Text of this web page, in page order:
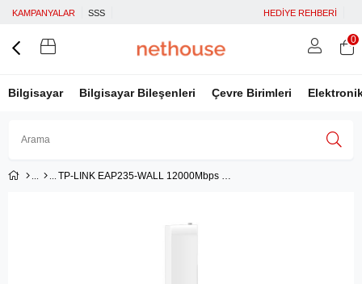
KAMPANYALAR SSS HEDİYE REHBERİ
Bilgisayar Bilgisayar Bileşenleri Çevre Birimleri
Facebook İle Bağlan
0
TP-LINK EAP235-WALL 12000Mbps KABLOSUZ DUAL BAND DUVAR TİPİ ACCESS POİNT